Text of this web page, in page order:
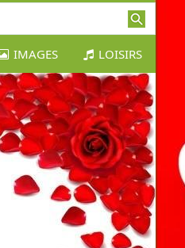
IMAGES LOISIRS